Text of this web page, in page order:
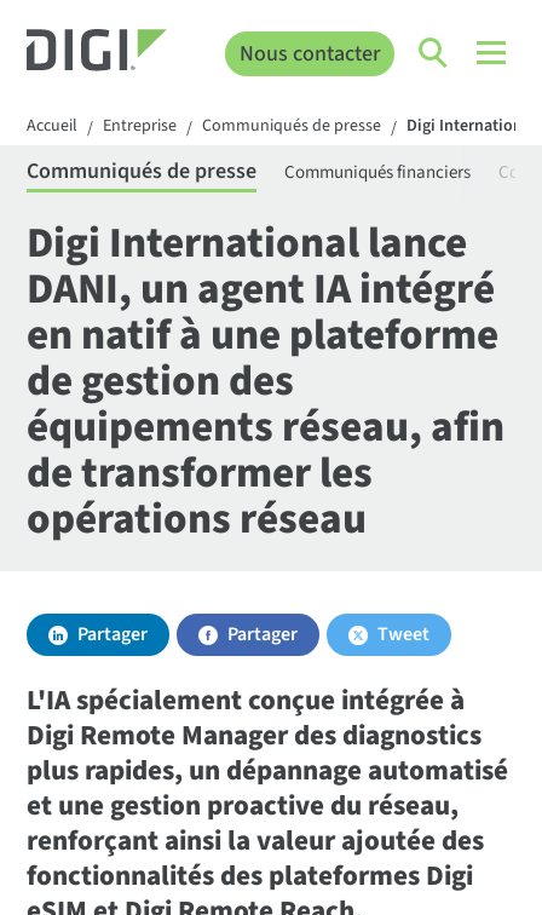
Nous contacter
Accueil / Entreprise / Communiqués de presse / Digi International
Communiqués de presse Communiqués financiers
Digi International lance
DANI, un agent IA intégré
en natif à une plateforme
de gestion des
équipements réseau, afin
de transformer les
opérations réseau
Partager Partager Tweet
L'IA spécialement conçue intégrée à
Digi Remote Manager des diagnostics
plus rapides, un dépannage automatisé
et une gestion proactive du réseau,
renforçant ainsi la valeur ajoutée des
fonctionnalités des plateformes Digi